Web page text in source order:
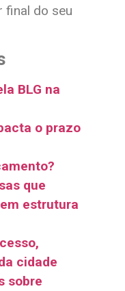
final do seu
BLG na
o prazo
que
estrutura
cidade
sobre